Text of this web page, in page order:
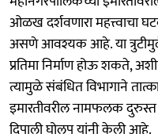
ओळख दर्शवणारा महत्त्वाचा
असणे आवश्यक आहे. या
प्रतिमा निर्माण होऊ शकते,
त्यामुळे संबंधित विभागाने
इमारतीवरील नामफलक